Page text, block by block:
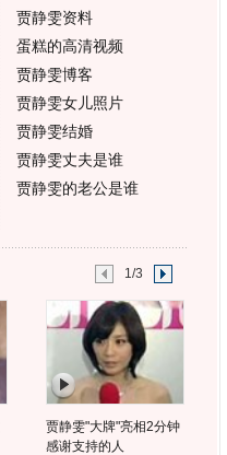
贾静雯资料
蛋糕的高清视频
贾静雯博客
贾静雯女儿照片
贾静雯结婚
贾静雯丈夫是谁
贾静雯的老公是谁
1/3
贾静雯"大牌"亮相2分钟
感谢支持的人